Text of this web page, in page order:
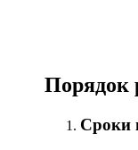
Порядок
Сроки